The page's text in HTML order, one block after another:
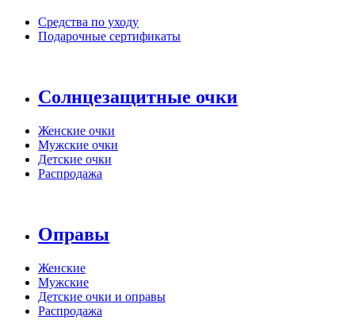
Средства по уходу
Подарочные сертификаты
Солнцезащитные очки
Женские очки
Мужские очки
Детские очки
Распродажа
Оправы
Женские
Мужские
Детские очки и оправы
Распродажа